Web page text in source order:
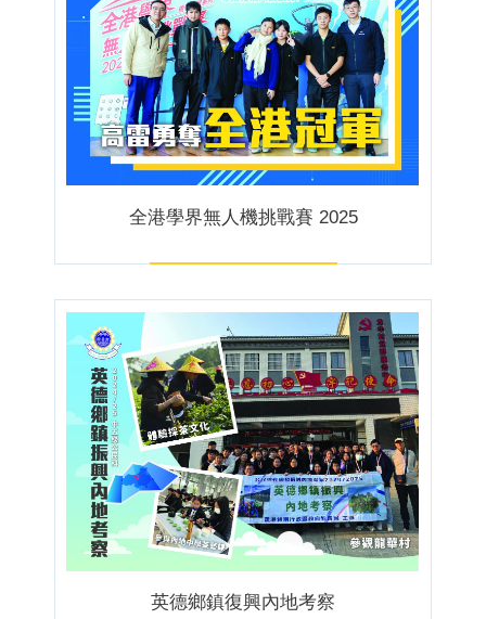
全港學界無人機挑戰賽 2025
英德鄉鎮復興內地考察